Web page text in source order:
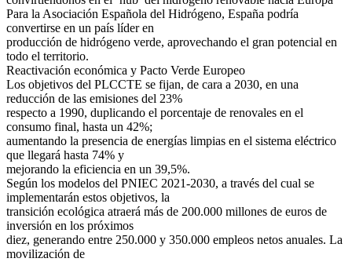
Para la Asociación Española del Hidrógeno, España podría
convertirse en un país líder en
producción de hidrógeno verde, aprovechando el gran potencial en
todo el territorio.
Reactivación económica y Pacto Verde Europeo
Los objetivos del PLCCTE se fijan, de cara a 2030, en una
reducción de las emisiones del 23%
respecto a 1990, duplicando el porcentaje de renovales en el
consumo final, hasta un 42%;
aumentando la presencia de energías limpias en el sistema eléctrico
que llegará hasta 74% y
mejorando la eficiencia en un 39,5%.
Según los modelos del PNIEC 2021-2030, a través del cual se
implementarán estos objetivos, la
transición ecológica atraerá más de 200.000 millones de euros de
inversión en los próximos
diez, generando entre 250.000 y 350.000 empleos netos anuales. La
movilización de